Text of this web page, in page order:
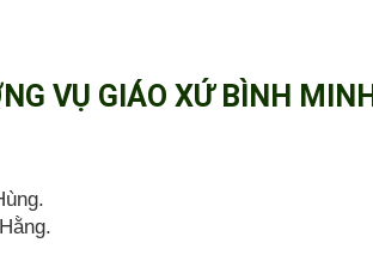
VỤ GIÁO XỨ BÌNH MINH